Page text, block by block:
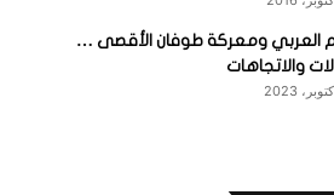
العربي ومعركة طوفان الأقصى …
والاتجاهات